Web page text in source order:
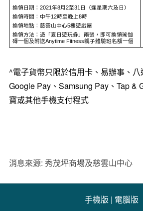
換領日期：2021年8月2至31日（逢星期六及日）
換領時間︰中午12時至晚上8時
換領地點︰慈雲山中心5樓遊戲屋
換領方法：憑「夏日遊玩券」兩張，即可換領瑜伽
磚一個及附送Anytime Fitness親子體驗班名額一個
^電子貨幣只限於信用卡、易辦事、八
Google Pay、Samsung Pay、Tap &
寶或其他手機支付程式
消息來源: 秀茂坪商場及慈雲山中心
手機版 | 電腦版